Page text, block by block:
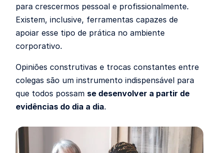
para crescermos pessoal e profissionalmente.
Existem, inclusive, ferramentas capazes de
apoiar esse tipo de prática no ambiente
corporativo.
Opiniões construtivas e trocas constantes entre
colegas são um instrumento indispensável para
que todos possam se desenvolver a partir de
evidências do dia a dia.